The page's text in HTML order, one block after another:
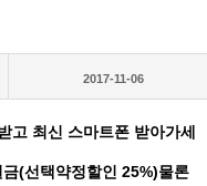
2017-11-06
고 최신 스마트폰 받아가세
(선택약정할인 25%)물론